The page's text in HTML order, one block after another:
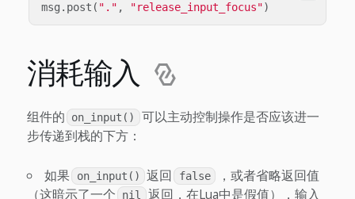
msg . post ( "." , "release_input_focus")
消耗输入
组件的 on_input()
可以主动控制操作是否应该进一
步传递到栈的下方：
如果 on_input() 返回 false
，或者省略返回值
（这暗示了一个
nil
返回，在Lua中是假值），输入